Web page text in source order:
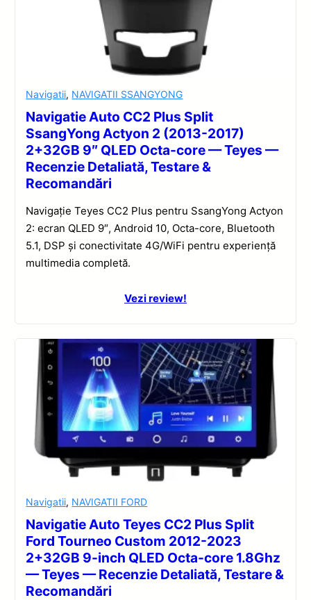
Navigatii, NAVIGATII SSANGYONG
Navigatie Auto CC2 Plus Split
SsangYong Actyon 2 (2013-2017)
2+32GB 9″ QLED Octa-core — Teyes —
Recenzie Detaliată, Testare &
Recomandări
Navigație Teyes CC2 Plus pentru SsangYong Actyon
2: ecran QLED 9″, Android 10, Octa-core, Bluetooth
5.1, DSP și conectivitate 4G/WiFi pentru experiență
multimedia completă.
Vezi review!
Navigatii, NAVIGATII FORD
Navigatie Auto Teyes CC2 Plus Split
Ford Tourneo Custom 2012-2023
2+32GB 9-inch QLED Octa-core 1.8Ghz
— Teyes — Recenzie Detaliată, Testare &
Recomandări